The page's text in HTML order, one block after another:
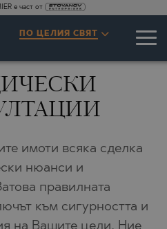
е част от
ПО ЦЕЛИЯ СВЯТ
имоти всяка сделка
нюанси и
правилната
към сигурността и